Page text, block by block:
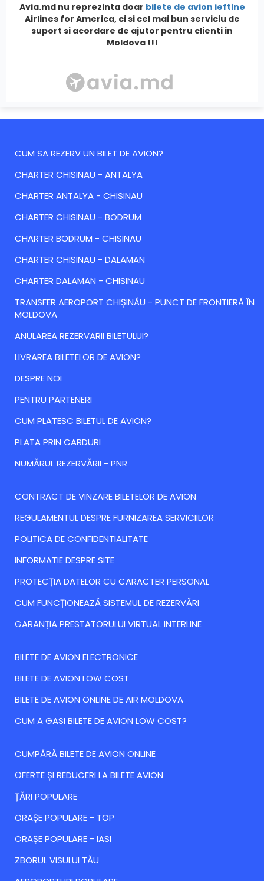
Avia.md nu reprezinta doar bilete de avion ieftine
Airlines for America, ci si cel mai bun serviciu de
suport si acordare de ajutor pentru clienti in
Moldova !!!
CUM SA REZERV UN BILET DE AVION?
CHARTER CHISINAU - ANTALYA
CHARTER ANTALYA - CHISINAU
CHARTER CHISINAU - BODRUM
CHARTER BODRUM - CHISINAU
CHARTER CHISINAU - DALAMAN
CHARTER DALAMAN - CHISINAU
TRANSFER AEROPORT CHIȘINĂU - PUNCT DE FRONTIERĂ ÎN
MOLDOVA
ANULAREA REZERVARII BILETULUI?
LIVRAREA BILETELOR DE AVION?
DESPRE NOI
PENTRU PARTENERI
CUM PLATESC BILETUL DE AVION?
PLATA PRIN CARDURI
NUMĂRUL REZERVĂRII - PNR
CONTRACT DE VINZARE BILETELOR DE AVION
REGULAMENTUL DESPRE FURNIZAREA SERVICIILOR
POLITICA DE CONFIDENTIALITATE
INFORMATIE DESPRE SITE
PROTECȚIA DATELOR CU CARACTER PERSONAL
CUM FUNCȚIONEAZĂ SISTEMUL DE REZERVĂRI
GARANȚIA PRESTATORULUI VIRTUAL INTERLINE
BILETE DE AVION ELECTRONICE
BILETE DE AVION LOW COST
BILETE DE AVION ONLINE DE AIR MOLDOVA
CUM A GASI BILETE DE AVION LOW COST?
CUMPĂRĂ BILETE DE AVION ONLINE
ОFERTE ȘI REDUCERI LA BILETE AVION
ȚĂRI POPULARE
ORAȘE POPULARE - TOP
ORAȘE POPULARE - IASI
ZBORUL VISULUI TĂU